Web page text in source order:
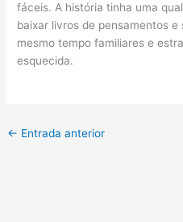
fáceis. A história tinha uma
baixar livros de pensamentos
mesmo tempo familiares e
esquecida.
← Entrada anterior